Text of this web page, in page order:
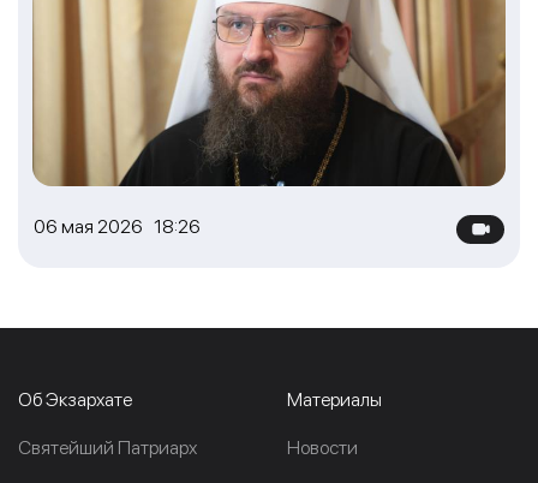
06 мая 2026 18:26
Об Экзархате
Cвятейший Патриарх
Материалы
Новости